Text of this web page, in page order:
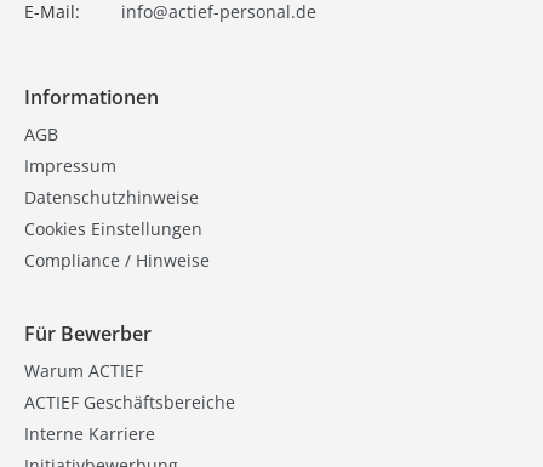
E-Mail:
info@actief-personal.de
Informationen
AGB
Impressum
Datenschutzhinweise
Cookies Einstellungen
Compliance / Hinweise
Für Bewerber
Warum ACTIEF
ACTIEF Geschäftsbereiche
Interne Karriere